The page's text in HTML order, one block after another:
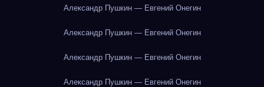
Александр Пушкин — Евгений Онегин
Александр Пушкин — Евгений Онегин
Александр Пушкин — Евгений Онегин
Александр Пушкин — Евгений Онегин